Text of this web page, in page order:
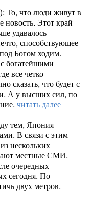
То, что люди живут в
новость. Этот край
удавалось
способствующее
Богом ходим.
богатейшими
все четко
сказать, что будет с
А у высших сил, по
читать далее
тем, Япония
В связи с этим
нескольких
местные СМИ.
очередных
сегодня. По
двух метров.